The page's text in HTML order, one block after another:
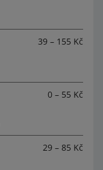
39 – 155 Kč
0 – 55 Kč
29 – 85 Kč